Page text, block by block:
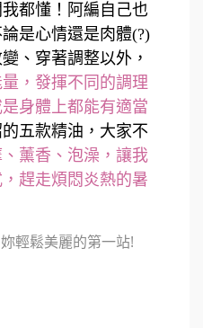
都懂！阿編自己也
是心情還是肉體(?)
、穿著調整以外，
，發揮不同的調理
身體上都能有適當
五款精油，大家不
薰香、泡澡，讓我
趕走煩悶炎熱的暑
輕鬆美麗的第一站!